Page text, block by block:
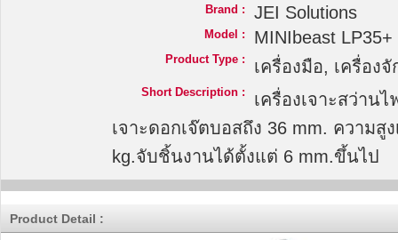
Brand : JEI Solutions
Model : MINIbeast LP35+
Product Type : เครื่องมือ, เครื่อง
Short Description :
เครื่องเจาะสว่าน
เจาะดอกเจ๊ตบอสถึง 36 mm. ความสู
kg.จับชิ้นงานได้ตั้งแต่ 6 mm.ขึ้นไป
Product Detail :